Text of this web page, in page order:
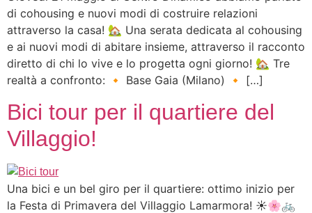
di cohousing e nuovi modi di costruire relazioni
attraverso la casa! 🏡 Una serata dedicata al cohousing
e ai nuovi modi di abitare insieme, attraverso il racconto
diretto di chi lo vive e lo progetta ogni giorno! 🏡 Tre
realtà a confronto: 🔸 Base Gaia (Milano) 🔸 […]
Bici tour per il quartiere del
Villaggio!
Una bici e un bel giro per il quartiere: ottimo inizio per
la Festa di Primavera del Villaggio Lamarmora! ☀️🌸🚲